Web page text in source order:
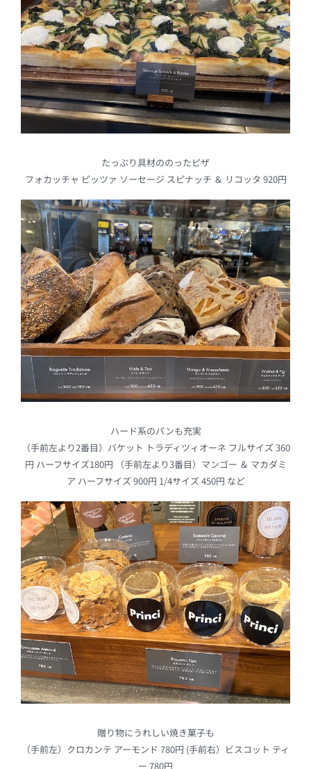
たっぷり具材ののったピザ
フォカッチャ ピッツァ ソーセージ スピナッチ ＆ リコッタ 920円
ハード系のパンも充実
（手前左より2番目）バケット トラディツィオーネ フルサイズ 360
円 ハーフサイズ180円 （手前左より3番目）マンゴー ＆ マカダミ
ア ハーフサイズ 900円 1/4サイズ 450円 など
贈り物にうれしい焼き菓子も
（手前左）クロカンテ アーモンド 780円 (手前右）ビスコット ティ
ー 780円